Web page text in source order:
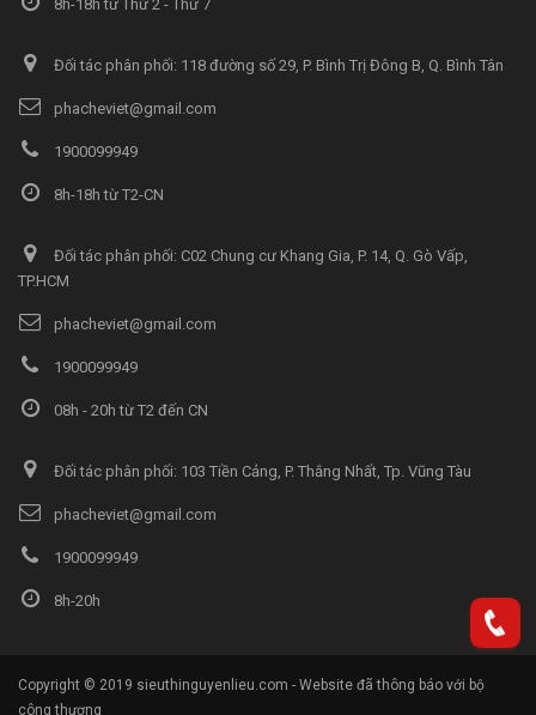
8h-18h từ Thứ 2 - Thứ 7
Đối tác phân phối: 118 đường số 29, P. Bình Trị Đông B, Q. Bình Tân
phacheviet@gmail.com
1900099949
8h-18h từ T2-CN
Đối tác phân phối: C02 Chung cư Khang Gia, P. 14, Q. Gò Vấp,
TP.HCM
phacheviet@gmail.com
1900099949
08h - 20h từ T2 đến CN
Đối tác phân phối: 103 Tiền Cảng, P. Thắng Nhất, Tp. Vũng Tàu
phacheviet@gmail.com
1900099949
8h-20h
Copyright © 2019 sieuthinguyenlieu.com - Website đã thông báo với bộ
công thương